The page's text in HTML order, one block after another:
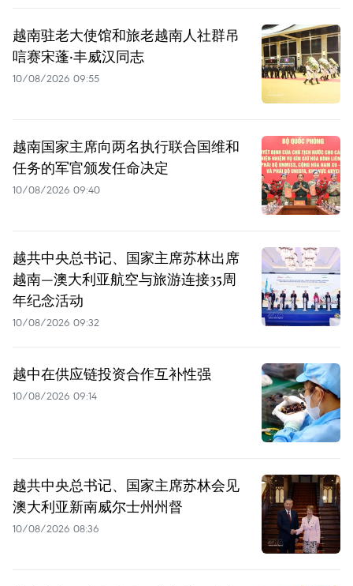
越南驻老大使馆和旅老越南人社群吊
唁赛宋蓬·丰威汉同志
10/08/2026 09:55
越南国家主席向两名执行联合国维和
任务的军官颁发任命决定
10/08/2026 09:40
越共中央总书记、国家主席苏林出席
越南—澳大利亚航空与旅游连接35周
年纪念活动
10/08/2026 09:32
越中在供应链投资合作互补性强
10/08/2026 09:14
越共中央总书记、国家主席苏林会见
澳大利亚新南威尔士州州督
10/08/2026 08:36